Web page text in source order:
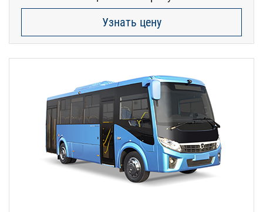
Узнать цену